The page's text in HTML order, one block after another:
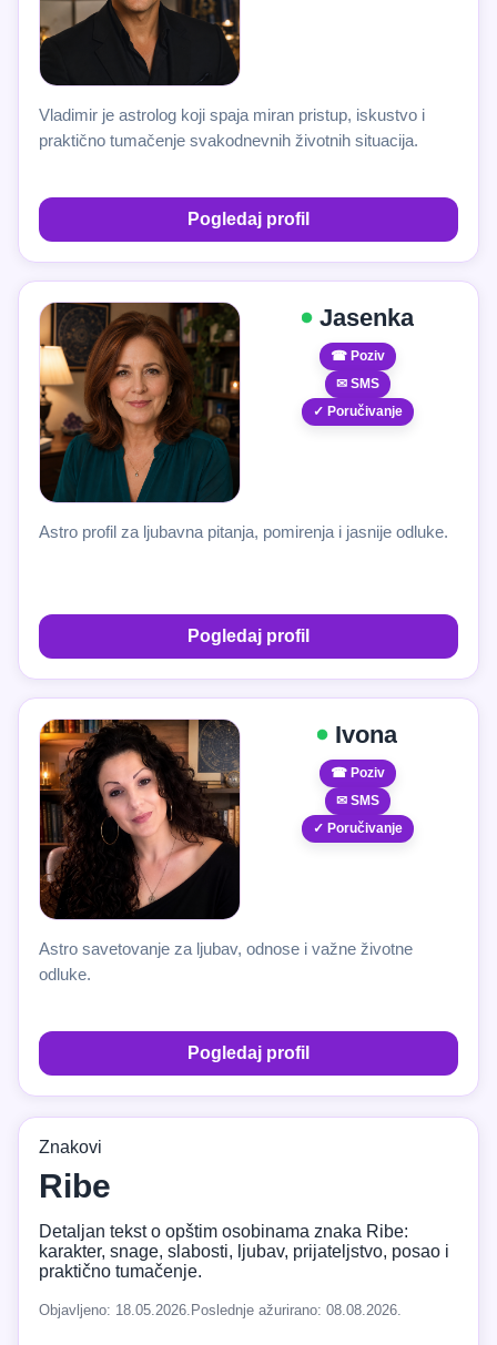
Vladimir je astrolog koji spaja miran pristup, iskustvo i
praktično tumačenje svakodnevnih životnih situacija.
Pogledaj profil
Jasenka
☎ Poziv
✉ SMS
✓ Poručivanje
Astro profil za ljubavna pitanja, pomirenja i jasnije odluke.
Pogledaj profil
Ivona
☎ Poziv
✉ SMS
✓ Poručivanje
Astro savetovanje za ljubav, odnose i važne životne
odluke.
Pogledaj profil
Znakovi
Ribe
Detaljan tekst o opštim osobinama znaka Ribe:
karakter, snage, slabosti, ljubav, prijateljstvo, posao i
praktično tumačenje.
Objavljeno: 18.05.2026. Poslednje ažurirano: 08.08.2026.